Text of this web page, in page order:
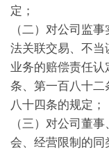
定；
（二）对公司监
法关联交易、不
业务的赔偿责任
条、第一百八十
八十四条的规定；
（三）对公司董
会、经营限制的